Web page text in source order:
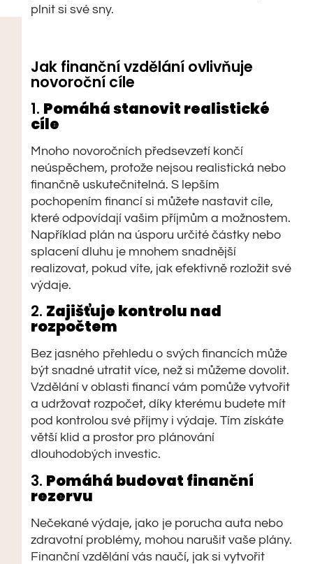
plnit si své sny.
Jak finanční vzdělání ovlivňuje
novoroční cíle
1. Pomáhá stanovit realistické
cíle
Mnoho novoročních předsevzetí končí
neúspěchem, protože nejsou realistická nebo
finančně uskutečnitelná. S lepším
pochopením financí si můžete nastavit cíle,
které odpovídají vašim příjmům a možnostem.
Například plán na úsporu určité částky nebo
splacení dluhu je mnohem snadnější
realizovat, pokud víte, jak efektivně rozložit své
výdaje.
2. Zajišťuje kontrolu nad
rozpočtem
Bez jasného přehledu o svých financích může
být snadné utratit více, než si můžeme dovolit.
Vzdělání v oblasti financí vám pomůže vytvořit
a udržovat rozpočet, díky kterému budete mít
pod kontrolou své příjmy i výdaje. Tím získáte
větší klid a prostor pro plánování
dlouhodobých investic.
3. Pomáhá budovat finanční
rezervu
Nečekané výdaje, jako je porucha auta nebo
zdravotní problémy, mohou narušit vaše plány.
Finanční vzdělání vás naučí, jak si vytvořit